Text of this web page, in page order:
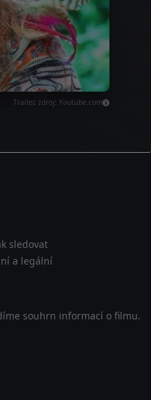
Trailer, zdroj: Youtube.com
sledovat
a legální
souhrn informací o filmu.